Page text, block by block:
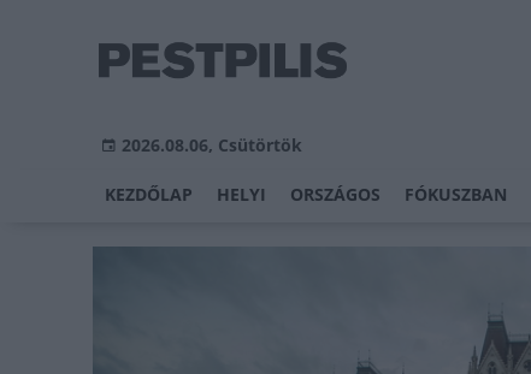
2026.08.06, Csütörtök
KEZDŐLAP HELYI ORSZÁGOS FÓKUSZBAN